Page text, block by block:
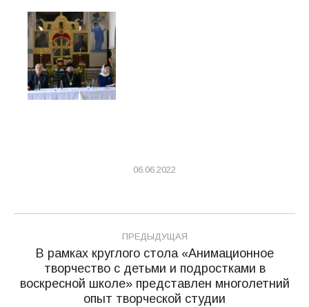
06.06.2022
Навигация
по
записям
ПРЕДЫДУЩАЯ
Предыдущая
запись:
В рамках круглого стола «Анимационное
творчество с детьми и подростками в
воскресной школе» представлен многолетний
опыт творческой студии